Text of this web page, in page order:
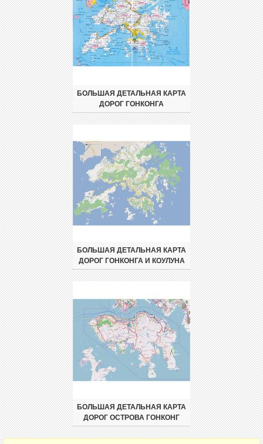
БОЛЬШАЯ ДЕТАЛЬНАЯ КАРТА
ДОРОГ ГОНКОНГА
БОЛЬШАЯ ДЕТАЛЬНАЯ КАРТА
ДОРОГ ГОНКОНГА И КОУЛУНА
БОЛЬШАЯ ДЕТАЛЬНАЯ КАРТА
ДОРОГ ОСТРОВА ГОНКОНГ